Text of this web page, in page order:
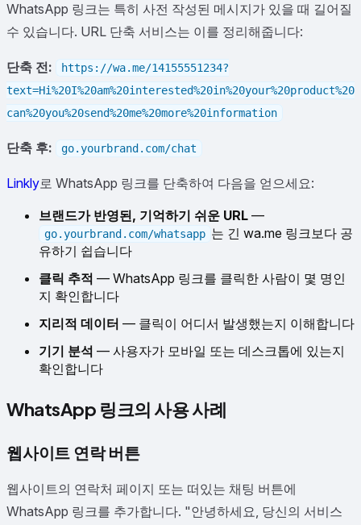
WhatsApp 링크는 특히 사전 작성된 메시지가 있을 때 길어질
수 있습니다. URL 단축 서비스는 이를 정리해줍니다:
단축 전:
https://wa.me/14155551234?
text=Hi%20I%20am%20interested%20in%20your%20product%20
can%20you%20send%20me%20more%20information
단축 후: go.yourbrand.com/chat
Linkly로 WhatsApp 링크를 단축하여 다음을 얻으세요:
브랜드가 반영된, 기억하기 쉬운 URL —
go.yourbrand.com/whatsapp 는 긴 wa.me 링크보다 공
유하기 쉽습니다
클릭 추적 — WhatsApp 링크를 클릭한 사람이 몇 명인
지 확인합니다
지리적 데이터 — 클릭이 어디서 발생했는지 이해합니다
기기 분석 — 사용자가 모바일 또는 데스크톱에 있는지
확인합니다
WhatsApp 링크의 사용 사례
웹사이트 연락 버튼
웹사이트의 연락처 페이지 또는 떠있는 채팅 버튼에
WhatsApp 링크를 추가합니다. "안녕하세요, 당신의 서비스